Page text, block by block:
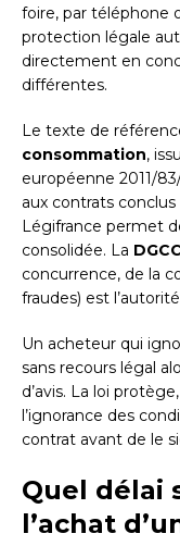
foire, par téléphone
protection légale
directement en
différentes.
Le texte de
consommation,
européenne 2011/
aux contrats
Légifrance permet
consolidée. La
concurrence, de la
fraudes) est
Un acheteur qui
sans recours légal
d’avis. La loi
l’ignorance des
contrat avant de le
Quel délai
l’achat